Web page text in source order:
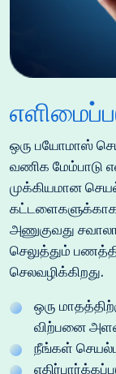
ஒரு பயோமாஸ்
வணிக மேம்பாடு
முக்கியமான
அணுகுவது
செலுத்தும்
செலவழிக்கிறது.
ஒரு
விற்பனை
நீங்கள்